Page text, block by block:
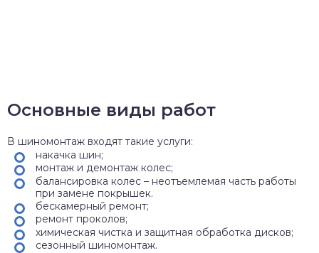
Основные виды работ
В шиномонтаж входят такие услуги:
накачка шин;
монтаж и демонтаж колес;
балансировка колес – неотъемлемая часть работы
при замене покрышек.
бескамерный ремонт;
ремонт проколов;
химическая чистка и защитная обработка дисков;
сезонный шиномонтаж.